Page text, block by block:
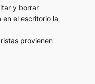
y borrar
en el escritorio la
provienen